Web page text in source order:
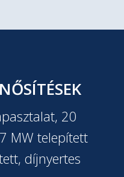
20
MW telepített
díjnyertes